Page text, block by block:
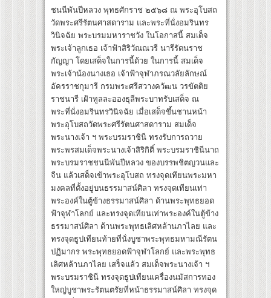
ชนนีพันปีหลวง พุทธศักราช ๒๕๖๘ ณ พระอุโบสถ
วัดพระศรีรัตนศาสดาราม และพระที่นั่งอมรินทร
วินิจฉัย พระบรมมหาราชวัง ในโอกาสนี้ สมเด็จ
พระเจ้าลูกเธอ เจ้าฟ้าสิริวัณณวรี นารีรัตนราช
กัญญา โดยเสด็จในการนี้ด้วย ในการนี้ สมเด็จ
พระเจ้าน้องนางเธอ เจ้าฟ้าจุฬาภรณวลัยลักษณ์
อัครราชกุมารี กรมพระศรีสวางควัฒน วรขัตติย
ราชนารี เฝ้าทูลละอองธุลีพระบาทรับเสด็จ ณ
พระที่นั่งอมรินทรวินิจฉัย เมื่อเสด็จขึ้นชานหน้า
พระอุโบสถวัดพระศรีรัตนศาสดาราม สมเด็จ
พระนางเจ้า ฯ พระบรมราชินี ทรงรับการถวาย
พระพรสมเด็จพระนางเจ้าสิริกิติ์ พระบรมราชินีนาถ
พระบรมราชชนนีพันปีหลวง ของบรรพชิตญวนและ
จีน แล้วเสด็จเข้าพระอุโบสถ ทรงจุดเทียนพระมหา
มงคลที่ตั้งอยู่บนธรรมาสน์ศิลา ทรงจุดเทียนเท่า
พระองค์ในตู้ข้างธรรมาสน์ศิลา ด้านพระพุทธยอด
ฟ้าจุฬาโลกย์ และทรงจุดเทียนเท่าพระองค์ในตู้ข้าง
ธรรมาสน์ศิลา ด้านพระพุทธเลิศหล้านภาไลย และ
ทรงจุดธูปเทียนท้ายที่นั่งบูชาพระพุทธมหามณีรัตน
ปฏิมากร พระพุทธยอดฟ้าจุฬาโลกย์ และพระพุทธ
เลิศหล้านภาไลย เสร็จแล้ว สมเด็จพระนางเจ้า ฯ
พระบรมราชินี ทรงจุดธูปเทียนเครื่องนมัสการทอง
ใหญ่บูชาพระรัตนตรัยที่หน้าธรรมาสน์ศิลา ทรงจุด